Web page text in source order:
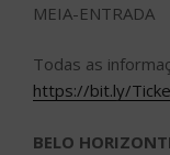
MEIA-ENTRADA
Todas as
https://bit.ly/
BELO